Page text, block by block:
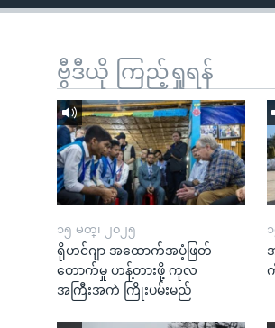
ဗွီဒီယို ကြည့်ရှုရန်
၁၅ မတ္၊ ၂၀၂၅
ရိုဟင်ဂျာ အထောက်အပံ့ဖြတ်
တောက်မှု ဟန့်တားဖို့ ကုလ
အကြီးအကဲ ကြိုးပမ်းမည်